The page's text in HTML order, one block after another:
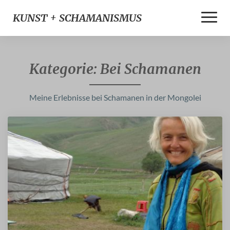
Toggle
KUNST + SCHAMANISMUS
Kategorie: Bei Schamanen
Meine Erlebnisse bei Schamanen in der Mongolei